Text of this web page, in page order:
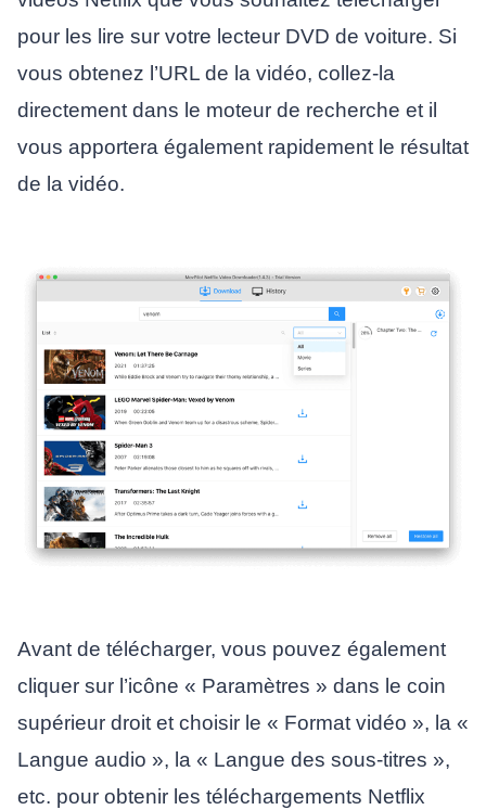
pour les lire sur votre lecteur DVD de voiture. Si
vous obtenez l’URL de la vidéo, collez-la
directement dans le moteur de recherche et il
vous apportera également rapidement le résultat
de la vidéo.
Avant de télécharger, vous pouvez également
cliquer sur l’icône « Paramètres » dans le coin
supérieur droit et choisir le « Format vidéo », la «
Langue audio », la « Langue des sous-titres »,
etc. pour obtenir les téléchargements Netflix